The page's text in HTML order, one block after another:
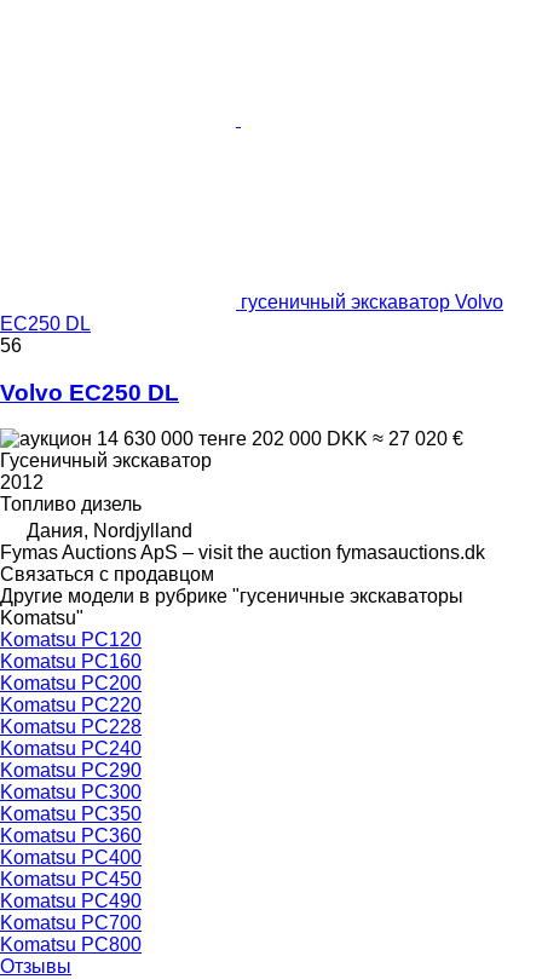
гусеничный экскаватор Volvo
EC250 DL
56
Volvo EC250 DL
14 630 000 тенге 202 000 DKK ≈ 27 020 €
Гусеничный экскаватор
2012
Топливо дизель
Дания, Nordjylland
Fymas Auctions ApS – visit the auction fymasauctions.dk
Связаться с продавцом
Другие модели в рубрике "гусеничные экскаваторы
Komatsu"
Komatsu PC120
Komatsu PC160
Komatsu PC200
Komatsu PC220
Komatsu PC228
Komatsu PC240
Komatsu PC290
Komatsu PC300
Komatsu PC350
Komatsu PC360
Komatsu PC400
Komatsu PC450
Komatsu PC490
Komatsu PC700
Komatsu PC800
Отзывы